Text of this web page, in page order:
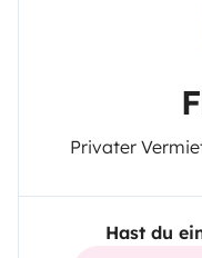
Privater
Hast du